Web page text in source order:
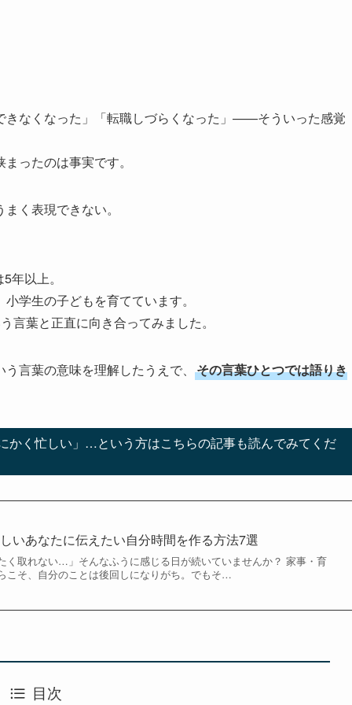
なくなった」「転職しづらくなった」——そういった感覚
ったのは事実です。
く表現できない。
年以上。
学生の子どもを育てています。
言葉と正直に向き合ってみました。
言葉の意味を理解したうえで、 その言葉ひとつでは語りき
かく忙しい」…という方はこちらの記事も読んでみてくだ
いあなたに伝えたい自分時間を作る方法7選
く取れない…」そんなふうに感じる日が続いていませんか？ 家事・育
こそ、自分のことは後回しになりがち。でもそ…
目次